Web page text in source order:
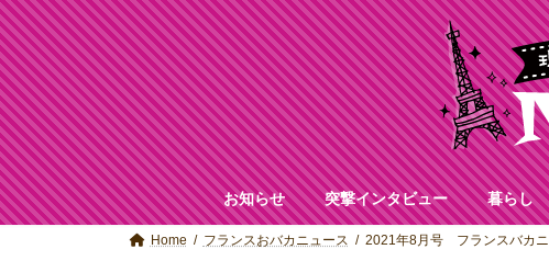
コ
ン
テ
ン
ツ
へ
ス
キ
ッ
プ
ナ
ビ
ゲ
ー
シ
ョ
ン
に
移
動
お知らせ 突撃インタビュー 暮らし
Home フランスおバカニュース 2021年8月号 フランスバカニ